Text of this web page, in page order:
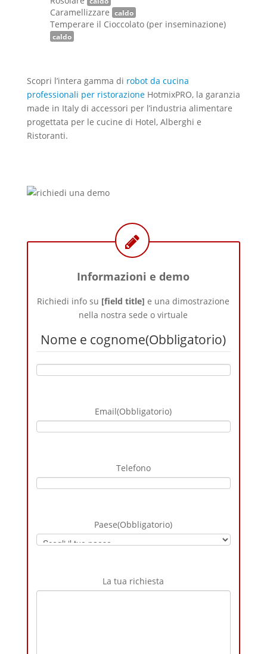
Caramellizzare caldo
Temperare il Cioccolato (per inseminazione)
caldo
Scopri l’intera gamma di robot da cucina
professionali per ristorazioneHotmixPRO, la garanzia
made in Italy di accessori per l’industria alimentare
progettata per le cucine di Hotel, Alberghi e
Ristoranti.
Informazioni e demo
Richiedi info su [field title] e una dimostrazione
nella nostra sede o virtuale
Nome e cognome(Obbligatorio)
Email(Obbligatorio)
Telefono
Paese(Obbligatorio)
La tua richiesta